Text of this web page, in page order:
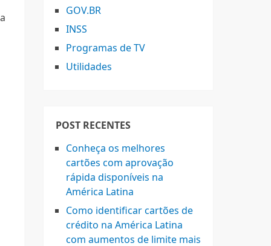
GOV.BR
INSS
Programas de TV
Utilidades
POST RECENTES
Conheça os melhores
cartões com aprovação
rápida disponíveis na
América Latina
Como identificar cartões de
crédito na América Latina
com aumentos de limite mais